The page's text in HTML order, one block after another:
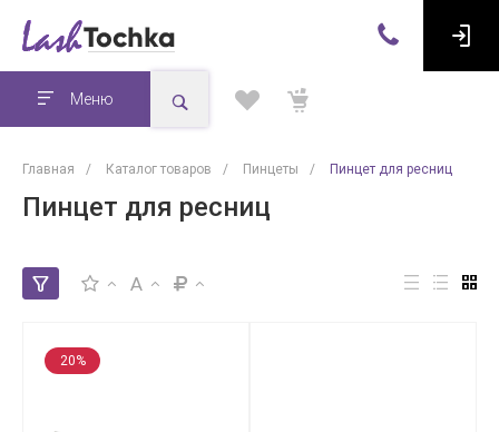
Меню
Главная / Каталог товаров / Пинцеты / Пинцет для ресниц
Пинцет для ресниц
A
20%